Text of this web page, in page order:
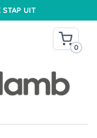
STAP UIT
0